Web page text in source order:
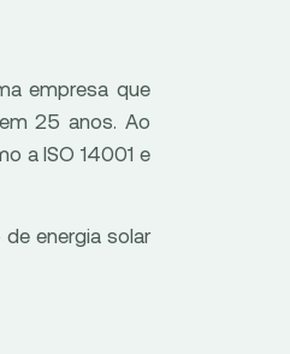
empresa que
25 anos. Ao
a ISO 14001 e
energia solar